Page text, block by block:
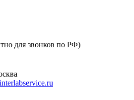
для звонков по РФ)